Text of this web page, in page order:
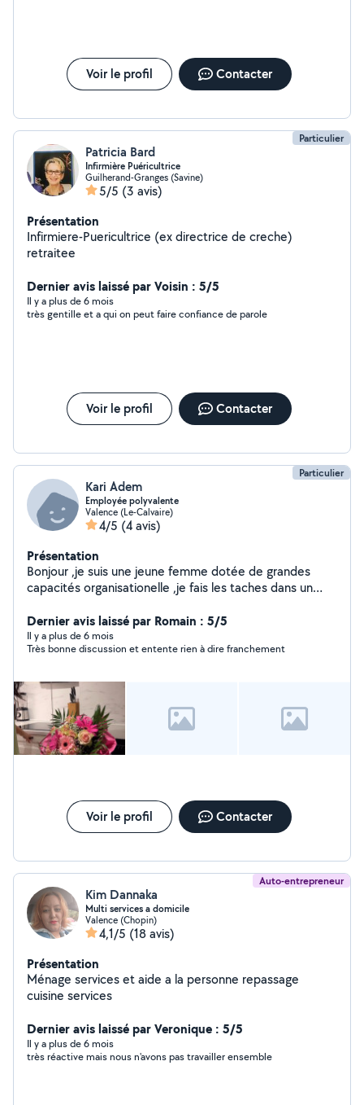
Voir le profil Contacter
Particulier
Patricia Bard
Infirmière Puéricultrice
Guilherand-Granges (Savine)
5/5 (3 avis)
Présentation
Infirmiere-Puericultrice (ex directrice de creche)
retraitee
Dernier avis laissé par Voisin : 5/5
Il y a plus de 6 mois
très gentille et a qui on peut faire confiance de parole
Voir le profil Contacter
Particulier
Kari Adem
Employée polyvalente
Valence (Le-Calvaire)
4/5 (4 avis)
Présentation
Bonjour ,je suis une jeune femme dotée de grandes
capacités organisationelle ,je fais les taches dans un
à faire le ménage le repassage le linge ,la cuisine ,garder
vos enfants ,je fais vos courses ,je l'es récupére,je vous
prends en balade et Co voiturage,n'hésitez pas à me
Dernier avis laissé par Romain : 5/5
Il y a plus de 6 mois
Très bonne discussion et entente rien à dire franchement
Voir le profil Contacter
Auto-entrepreneur
Kim Dannaka
Multi services a domicile
Valence (Chopin)
4,1/5 (18 avis)
Présentation
Ménage services et aide a la personne repassage
cuisine services
Dernier avis laissé par Veronique : 5/5
Il y a plus de 6 mois
très réactive mais nous n'avons pas travailler ensemble